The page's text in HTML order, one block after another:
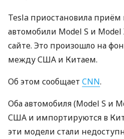
Tesla приостановила приём
автомобили Model S и
сайте. Это произошло на
между США и Китаем.
Об этом сообщает CNN.
Оба автомобиля (Model S и
США и импортируются в
эти модели стали